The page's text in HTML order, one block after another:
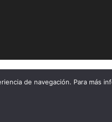
de navegación. Para más